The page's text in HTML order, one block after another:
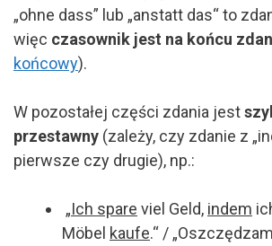
„ohne dass” lub „anstatt das“ to
więc czasownik jest na końcu
końcowy).
W pozostałej części zdania jest
przestawny (zależy, czy zdanie z
pierwsze czy drugie), np.:
„Ich spare viel Geld, indem
Möbel kaufe.“ /